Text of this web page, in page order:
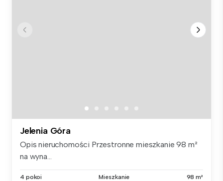
Jelenia Góra
Opis nieruchomości Przestronne mieszkanie 98 m²
na wyna...
4 pokoi Mieszkanie 98 m²